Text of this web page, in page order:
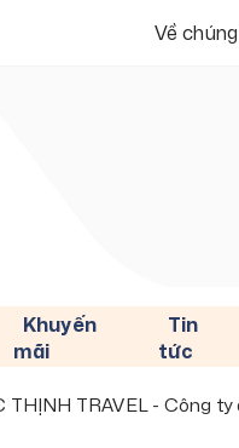
Về
Khuyến
mãi
Tin
tức
THỊNH TRAVEL - Công